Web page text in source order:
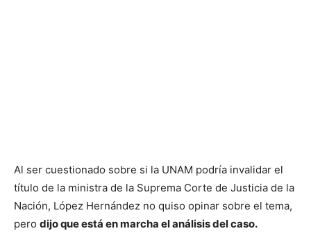
Al ser cuestionado sobre si la UNAM podría invalidar el
título de la ministra de la Suprema Corte de Justicia de la
Nación, López Hernández no quiso opinar sobre el tema,
pero dijo que está en marcha el análisis del caso.